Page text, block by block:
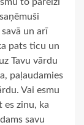
un arī
pats ticu un
Tavu vārdu
paļaudamies
Vai esmu
es zinu, ka
savu